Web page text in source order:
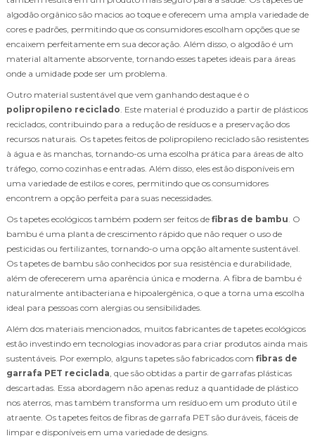
algodão orgânico são macios ao toque e oferecem uma ampla variedade de
cores e padrões, permitindo que os consumidores escolham opções que se
encaixem perfeitamente em sua decoração. Além disso, o algodão é um
material altamente absorvente, tornando esses tapetes ideais para áreas
onde a umidade pode ser um problema.
Outro material sustentável que vem ganhando destaque é o
polipropileno reciclado. Este material é produzido a partir de plásticos
reciclados, contribuindo para a redução de resíduos e a preservação dos
recursos naturais. Os tapetes feitos de polipropileno reciclado são resistentes
à água e às manchas, tornando-os uma escolha prática para áreas de alto
tráfego, como cozinhas e entradas. Além disso, eles estão disponíveis em
uma variedade de estilos e cores, permitindo que os consumidores
encontrem a opção perfeita para suas necessidades.
Os tapetes ecológicos também podem ser feitos de fibras de bambu. O
bambu é uma planta de crescimento rápido que não requer o uso de
pesticidas ou fertilizantes, tornando-o uma opção altamente sustentável.
Os tapetes de bambu são conhecidos por sua resistência e durabilidade,
além de oferecerem uma aparência única e moderna. A fibra de bambu é
naturalmente antibacteriana e hipoalergênica, o que a torna uma escolha
ideal para pessoas com alergias ou sensibilidades.
Além dos materiais mencionados, muitos fabricantes de tapetes ecológicos
estão investindo em tecnologias inovadoras para criar produtos ainda mais
sustentáveis. Por exemplo, alguns tapetes são fabricados com fibras de
garrafa PET reciclada, que são obtidas a partir de garrafas plásticas
descartadas. Essa abordagem não apenas reduz a quantidade de plástico
nos aterros, mas também transforma um resíduo em um produto útil e
atraente. Os tapetes feitos de fibras de garrafa PET são duráveis, fáceis de
limpar e disponíveis em uma variedade de designs.